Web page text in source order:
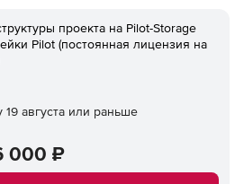
проекта на Pilot-Storage
Pilot (постоянная лицензия на
19 августа или раньше
000 ₽